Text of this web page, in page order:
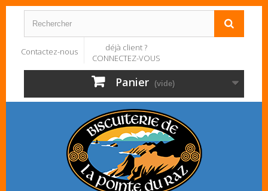
Contactez-nous
déjà client ?
CONNECTEZ-VOUS
Panier (vide)